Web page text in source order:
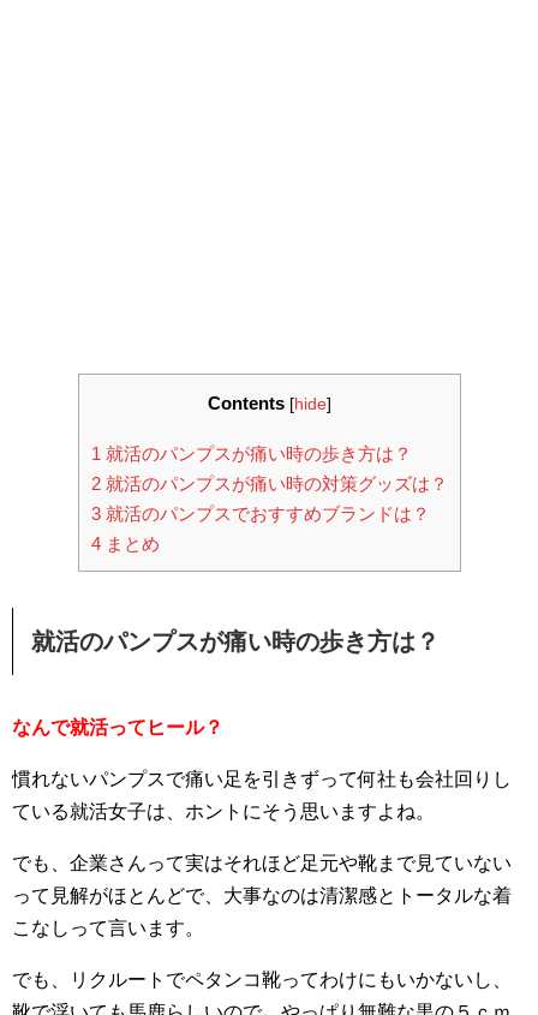
Contents [hide]
1 就活のパンプスが痛い時の歩き方は？
2就活のパンプスが痛い時の対策グッズは？
3就活のパンプスでおすすめブランドは？
4まとめ
就活のパンプスが痛い時の歩き方は？
なんで就活ってヒール？
慣れないパンプスで痛い足を引きずって何社も会社回りし
ている就活女子は、ホントにそう思いますよね。
でも、企業さんって実はそれほど足元や靴まで見ていない
って見解がほとんどで、大事なのは清潔感とトータルな着
こなしって言います。
でも、リクルートでペタンコ靴ってわけにもいかないし、